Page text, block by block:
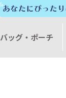
バッグ・ポーチ